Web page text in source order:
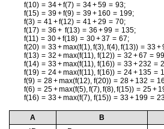
f(10) = 34 + f(7) = 34 + 59 = 93;
f(15) = 39 + f(9) = 39 + 160 = 199;
f(3) = 41 + f(12) = 41 + 29 = 70;
f(17) = 36 + f(13) = 36 + 99 = 135;
f(11) = 30 + f(18) = 30 + 37 = 67;
f(20) = 33 + max(f(1), f(3), f(4), f(13)) = 33 +
f(13) = 32 + max(f(11), f(12)) = 32 + 67 =
f(14) = 33 + max(f(11), f(16)) = 33 + 232 =
f(19) = 24 + max(f(11), f(16)) = 24 + 135 =
f(9) = 28 + max(f(12), f(20)) = 28 + 132 =
f(6) = 25 + max(f(5), f(7), f(8), f(15)) = 25 +
f(16) = 33 + max(f(7), f(15)) = 33 + 199 =
A B